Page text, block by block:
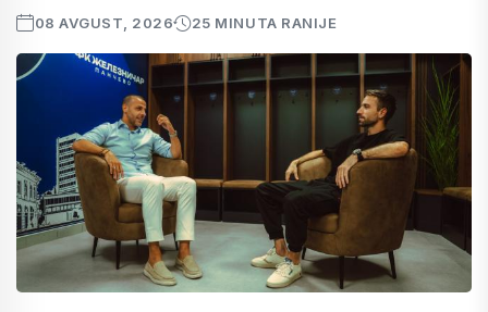
08 AVGUST, 2026 25 MINUTA RANIJE